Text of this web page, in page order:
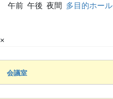
午前 午後 夜間
多目的ホール
×
会議室